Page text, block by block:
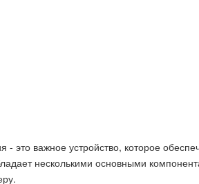
- это важное устройство, которое
несколькими основными